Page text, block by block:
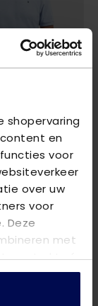
shopervaring
en
voor
over uw
voor
Deze
met
verstrekt of
uw gebruik
ARMY SLUB- 138 DUSTY BLUE